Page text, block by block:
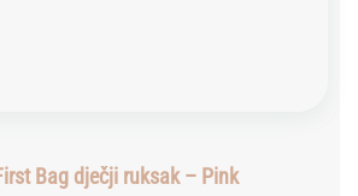
Bag dječji ruksak – Pink